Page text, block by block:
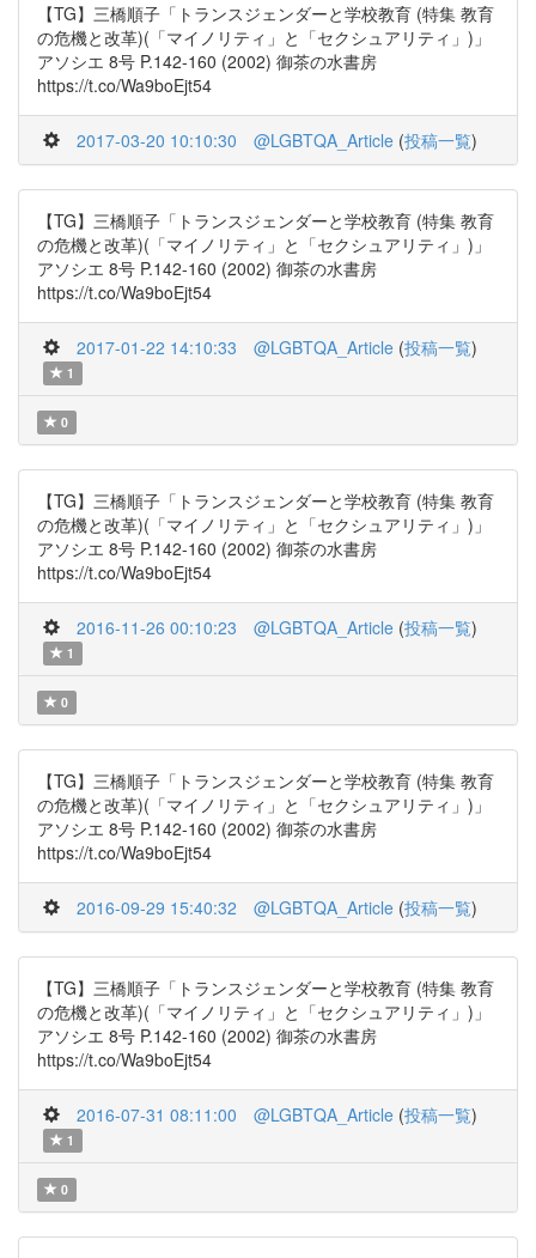
【TG】三橋順子「トランスジェンダーと学校教育 (特集 教育
の危機と改革)(「マイノリティ」と「セクシュアリティ」)」
アソシエ 8号 P.142-160 (2002) 御茶の水書房
https://t.co/Wa9boEjt54
2017-03-20 10:10:30 @LGBTQA_Article (投稿一覧)
【TG】三橋順子「トランスジェンダーと学校教育 (特集 教育
の危機と改革)(「マイノリティ」と「セクシュアリティ」)」
アソシエ 8号 P.142-160 (2002) 御茶の水書房
https://t.co/Wa9boEjt54
2017-01-22 14:10:33 @LGBTQA_Article (投稿一覧)
1
0
【TG】三橋順子「トランスジェンダーと学校教育 (特集 教育
の危機と改革)(「マイノリティ」と「セクシュアリティ」)」
アソシエ 8号 P.142-160 (2002) 御茶の水書房
https://t.co/Wa9boEjt54
2016-11-26 00:10:23 @LGBTQA_Article (投稿一覧)
1
0
【TG】三橋順子「トランスジェンダーと学校教育 (特集 教育
の危機と改革)(「マイノリティ」と「セクシュアリティ」)」
アソシエ 8号 P.142-160 (2002) 御茶の水書房
https://t.co/Wa9boEjt54
2016-09-29 15:40:32 @LGBTQA_Article (投稿一覧)
【TG】三橋順子「トランスジェンダーと学校教育 (特集 教育
の危機と改革)(「マイノリティ」と「セクシュアリティ」)」
アソシエ 8号 P.142-160 (2002) 御茶の水書房
https://t.co/Wa9boEjt54
2016-07-31 08:11:00 @LGBTQA_Article (投稿一覧)
1
0